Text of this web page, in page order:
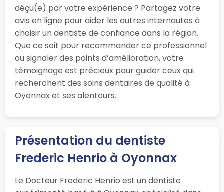
déçu(e) par votre expérience ? Partagez votre
avis en ligne pour aider les autres internautes à
choisir un dentiste de confiance dans la région.
Que ce soit pour recommander ce professionnel
ou signaler des points d’amélioration, votre
témoignage est précieux pour guider ceux qui
recherchent des soins dentaires de qualité à
Oyonnax et ses alentours.
Présentation du dentiste
Frederic Henrio à Oyonnax
Le Docteur Frederic Henrio est un dentiste